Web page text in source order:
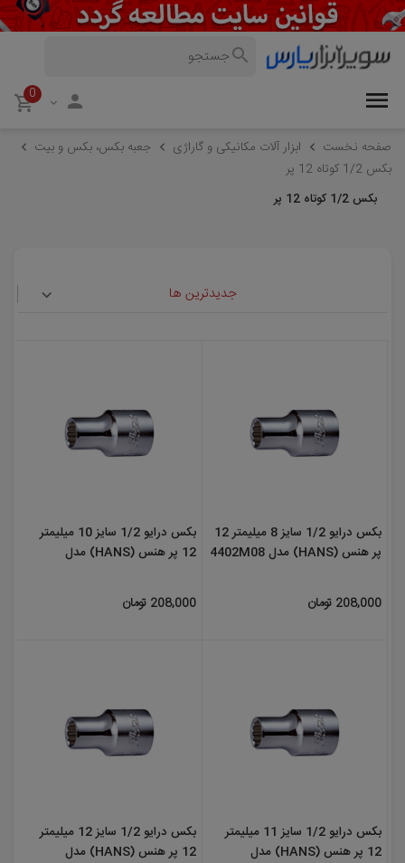
0
صفحه نخست ابزار آلات مکانیکی و گاراژی
جعبه بکس، بکس و بیت
بکس 1/2 کوتاه 12 پر
بکس 1/2 کوتاه 12 پر
جدیدترین ها
بکس درایو 1/2 سایز 8 میلیمتر 12
پر هنس (HANS) مدل 4402M08
208,000 تومان
بکس درایو 1/2 سایز 10 میلیمتر
12 پر هنس (HANS) مدل
208,000 تومان
بکس درایو 1/2 سایز 11 میلیمتر
12 پر هنس (HANS) مدل
بکس درایو 1/2 سایز 12 میلیمتر
12 پر هنس (HANS) مدل